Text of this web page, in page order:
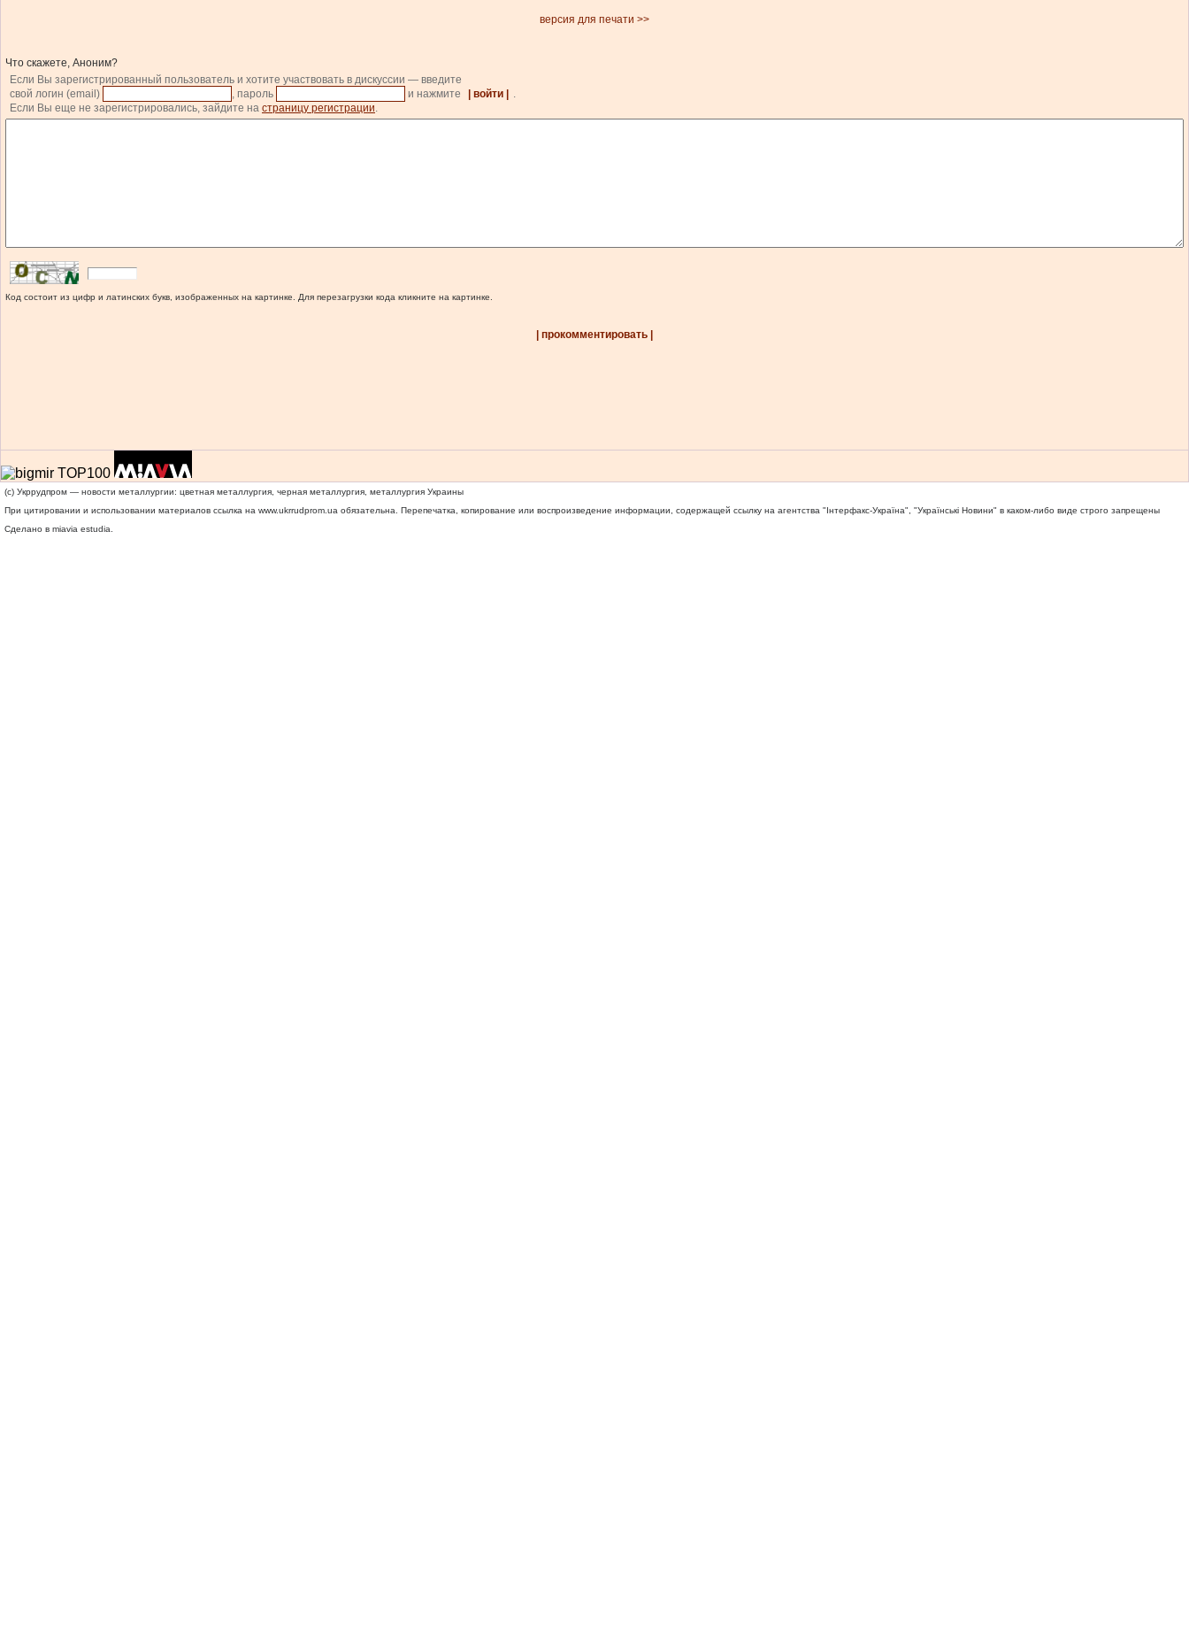
версия для печати >>
Что скажете, Аноним?
Если Вы зарегистрированный пользователь и хотите участвовать в дискуссии — введите
свой логин (email)
, пароль и нажмите | войти |
.
Если Вы еще не зарегистрировались, зайдите на страницу регистрации.
Код состоит из цифр и латинских букв, изображенных на картинке. Для перезагрузки кода кликните на картинке.
| прокомментировать |
(c) Укррудпром — новости металлургии: цветная металлургия, черная металлургия, металлургия Украины
При цитировании и использовании материалов ссылка на www.ukrrudprom.ua обязательна. Перепечатка, копирование или воспроизведение информации, содержащей ссылку на агентства "Iнтерфакс-Україна", "Українськi Новини" в каком-либо виде строго запрещены
Сделано в miavia estudia.